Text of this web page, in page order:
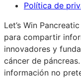
Política de
Let’s Win
para compartir
innovadores y
cáncer de
información no